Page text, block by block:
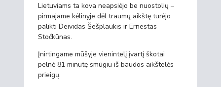
Lietuviams ta kova neapsiėjo be nuostolių –
pirmajame kėlinyje dėl traumų aikštę turėjo
palikti Deividas Šešplaukis ir Ernestas
Stočkūnas.
Įnirtingame mūšyje vienintelį įvartį škotai
pelnė 81 minutę smūgiu iš baudos aikštelės
prieigų.